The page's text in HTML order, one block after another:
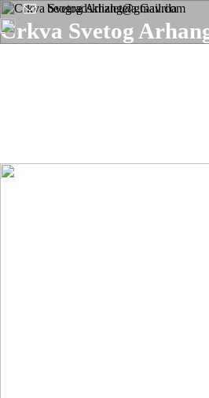
beogradskiizlet@gmail.com
Crkva Svetog